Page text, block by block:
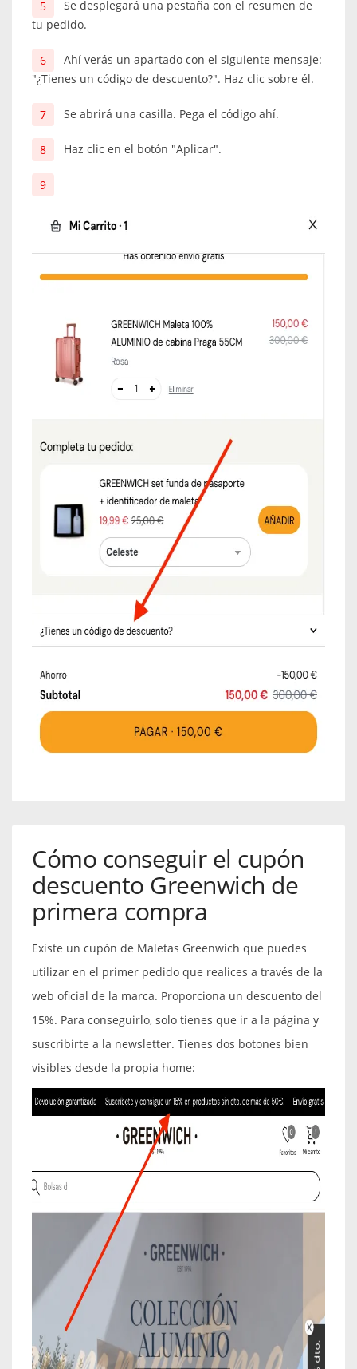
Se desplegará una pestaña con el resumen de
tu pedido.
Ahí verás un apartado con el siguiente mensaje:
"¿Tienes un código de descuento?". Haz clic sobre él.
Se abrirá una casilla. Pega el código ahí.
Haz clic en el botón "Aplicar".
Cómo conseguir el cupón
descuento Greenwich de
primera compra
Existe un cupón de Maletas Greenwich que puedes
utilizar en el primer pedido que realices a través de la
web oficial de la marca. Proporciona un descuento del
15%. Para conseguirlo, solo tienes que ir a la página y
suscribirte a la newsletter. Tienes dos botones bien
visibles desde la propia home: